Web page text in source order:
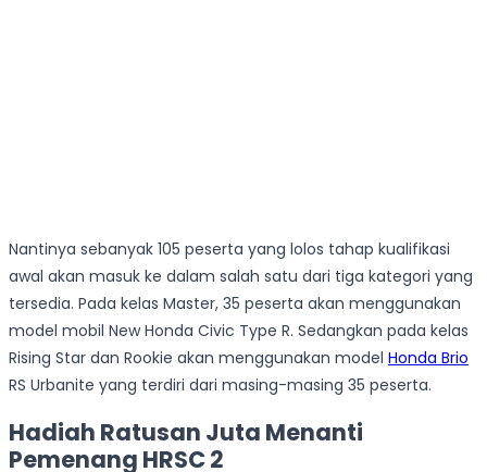
Nantinya sebanyak 105 peserta yang lolos tahap kualifikasi
awal akan masuk ke dalam salah satu dari tiga kategori yang
tersedia. Pada kelas Master, 35 peserta akan menggunakan
model mobil New Honda Civic Type R. Sedangkan pada kelas
Rising Star dan Rookie akan menggunakan model Honda Brio
RS Urbanite yang terdiri dari masing-masing 35 peserta.
Hadiah Ratusan Juta Menanti
Pemenang HRSC 2